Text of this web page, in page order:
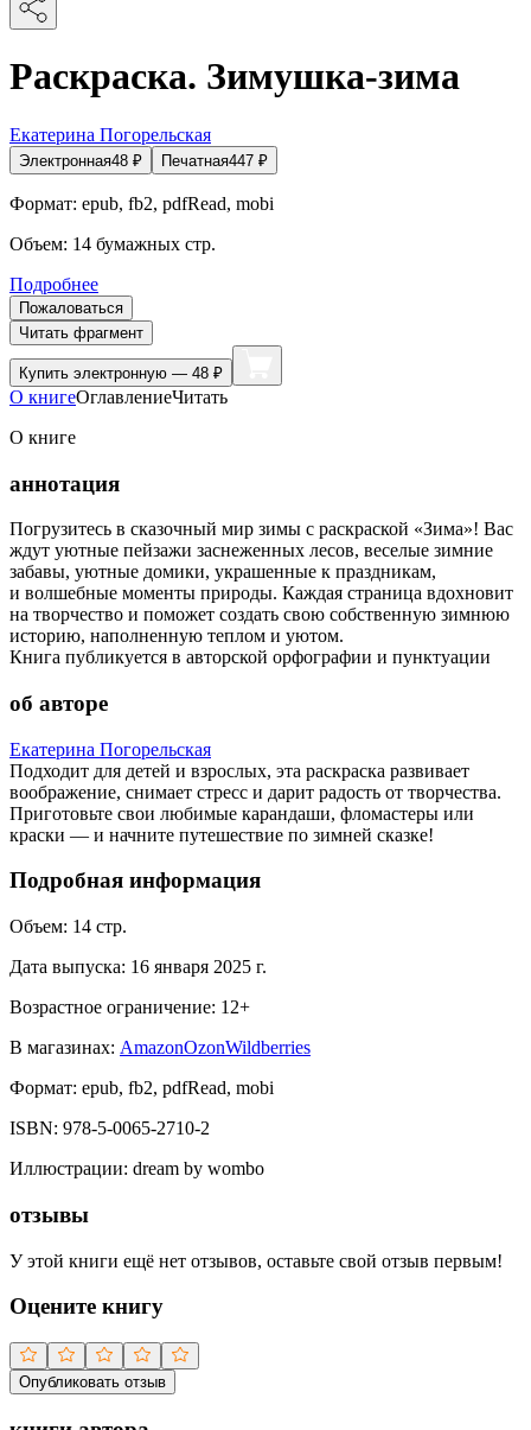
Раскраска. Зимушка-зима
Екатерина Погорельская
Электронная48 ₽ Печатная447 ₽
Формат: epub, fb2, pdfRead, mobi
Объем: 14 бумажных стр.
Подробнее
Пожаловаться
Читать фрагмент
Купить электронную — 48 ₽
О книгеОглавлениеЧитать
О книге
аннотация
Погрузитесь в сказочный мир зимы с раскраской «Зима»! Вас
ждут уютные пейзажи заснеженных лесов, веселые зимние
забавы, уютные домики, украшенные к праздникам,
и волшебные моменты природы. Каждая страница вдохновит
на творчество и поможет создать свою собственную зимнюю
историю, наполненную теплом и уютом.
Книга публикуется в авторской орфографии и пунктуации
об авторе
Екатерина Погорельская
Подходит для детей и взрослых, эта раскраска развивает
воображение, снимает стресс и дарит радость от творчества.
Приготовьте свои любимые карандаши, фломастеры или
краски — и начните путешествие по зимней сказке!
Подробная информация
Объем: 14 стр.
Дата выпуска: 16 января 2025 г.
Возрастное ограничение: 12+
В магазинах: AmazonOzonWildberries
Формат: epub, fb2, pdfRead, mobi
ISBN: 978-5-0065-2710-2
Иллюстрации: dream by wombo
отзывы
У этой книги ещё нет отзывов, оставьте свой отзыв первым!
Оцените книгу
Опубликовать отзыв